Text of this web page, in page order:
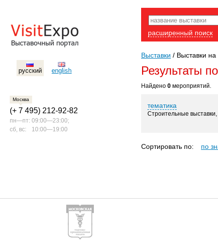
русский english
Москва
(+ 7 495) 212-92-82
пн—пт: 09:00—23:00;
сб, вс:
10:00—19:00
расширенный поиск
Выставки / Выставки на
Результаты
Найдено 0 мероприятий.
тематика
Строительные выставки,
Сортировать по: по